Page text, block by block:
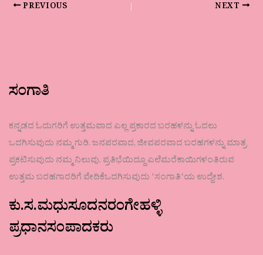
PREVIOUS NEXT
ಸಂಗಾತಿ
ಕನ್ನಡದ ಓದುಗರಿಗೆ ಉತ್ತಮವಾದ ಎಲ್ಲ ಪ್ರಕಾರದ ಬರಹಳನ್ನು ಓದಲು
ಒದಗಿಸುವುದು ನಮ್ಮ ಗುರಿ. ಜನಪರವಾದ, ಜೀವಪರವಾದ ಬರಹಗಳನ್ನು ಮಾತ್ರ
ಪ್ರಕಟಿಸುವುದು ನಮ್ಮ ನಿಲುವು. ಪ್ರತಿಭೆಯಿದ್ದೂ ಎಲೆಮರೆಕಾಯಿಗಳಂತಿರುವ
ಉತ್ತಮ ಬರಹಗಾರರಿಗೆ ವೇದಿಕೆಒದಗಿಸುವುದು ʼಸಂಗಾತಿʼಯ ಉದ್ದೇಶ.
ಕು.ಸ.ಮಧುಸೂದನರಂಗೇಹಳ್ಳಿ
ಪ್ರಧಾನಸಂಪಾದಕರು